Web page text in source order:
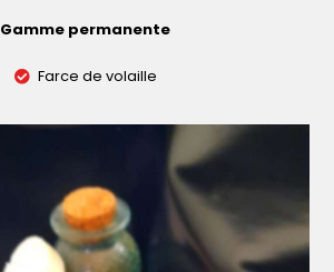
Gamme permanente
Farce de volaille